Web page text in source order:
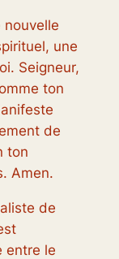
nouvelle
une
Seigneur,
ton
de
ton
Amen.
de
entre le